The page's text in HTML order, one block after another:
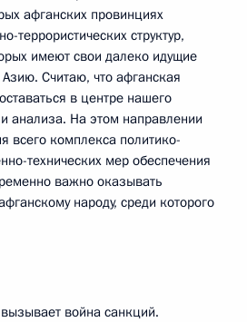
афганских провинциях
террористических структур,
имеют свои далеко идущие
Считаю, что афганская
в центре нашего
анализа. На этом направлении
всего комплекса политико-
технических мер обеспечения
важно оказывать
народу, среди которого
война санкций.